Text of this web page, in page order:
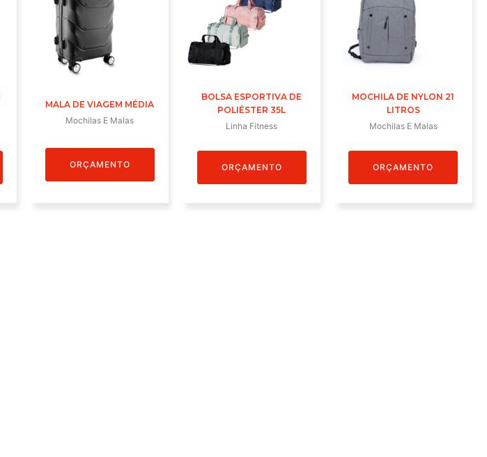
MALA DE VIAGEM MÉDIA
Mochilas E Malas
ORÇAMENTO
BOLSA ESPORTIVA DE
POLIÉSTER 35L
Linha Fitness
ORÇAMENTO
MOCHILA DE NYLON 21
LITROS
Mochilas E Malas
ORÇAMENTO